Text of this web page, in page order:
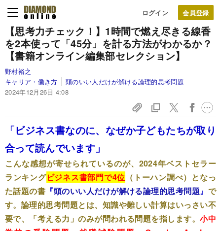
ログイン
【思考力チェック！】1時間で燃え尽きる線香
を2本使って「45分」を計る方法がわかるか？
【書籍オンライン編集部セレクション】
野村裕之
キャリア・働き方
頭のいい人だけが解ける論理的思考問題
2024年12月26日 4:08
「ビジネス書なのに、なぜか子どもたちが取り
合って読んでいます」
こんな感想が寄せられているのが、2024年ベストセラー
ランキングビジネス書部門で4位 （トーハン調べ）となっ
た話題の書 『頭のいい人だけが解ける論理的思考問題』 で
す。論理的思考問題とは、知識や難しい計算はいっさい不
要で、「考える力」のみが問われる問題を指します。小中